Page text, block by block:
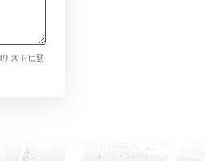
ストに登